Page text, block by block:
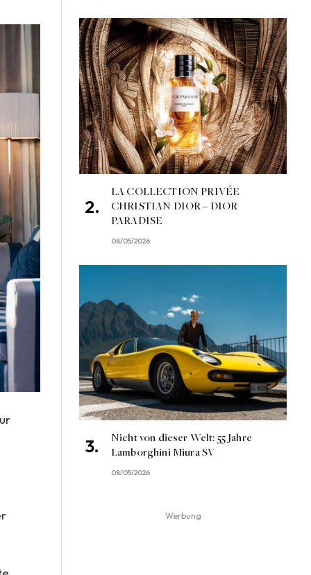
LA COLLECTION PRIVÉE
CHRISTIAN DIOR – DIOR
PARADISE
08/05/2026
Nicht von dieser Welt: 55 Jahre
Lamborghini Miura SV
08/05/2026
Werbung